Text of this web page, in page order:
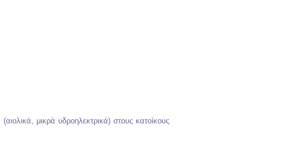
μικρά υδροηλεκτρικά) στους κατοίκους